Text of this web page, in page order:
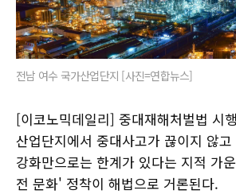
전남 여수 국가산업단지 [사진=연합뉴스]
[이코노믹데일리] 중대재해처벌법 시
산업단지에서 중대사고가 끊이지 않
강화만으로는 한계가 있다는 지적 가
전 문화' 정착이 해법으로 거론된다.